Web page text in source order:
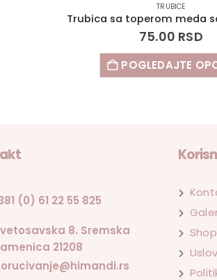
TRUBICE
Trubica sa toperom meda
75.00 RSD
POGLEDAJTE
(0) 61 22 55 825
8. Sremska
21208
Shop